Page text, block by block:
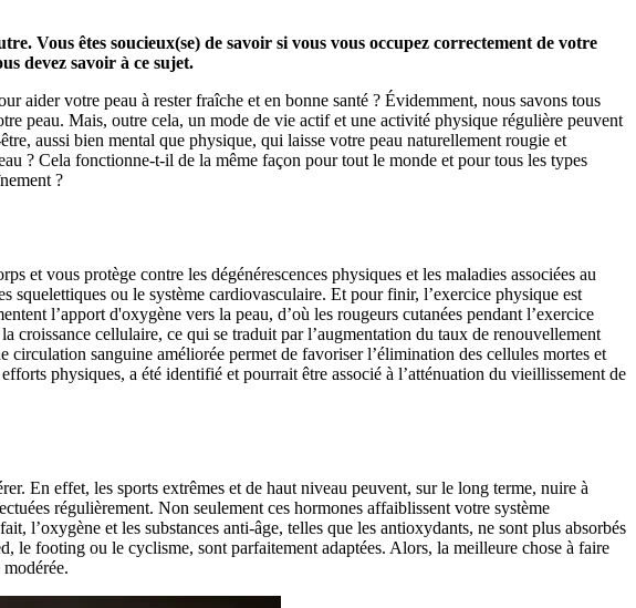
Vous êtes soucieux(se) de savoir si vous vous occupez correctement de votre
devez savoir à ce sujet.
aider votre peau à rester fraîche et en bonne santé ? Évidemment, nous savons tous
peau. Mais, outre cela, un mode de vie actif et une activité physique régulière peuvent
aussi bien mental que physique, qui laisse votre peau naturellement rougie et
? Cela fonctionne-t-il de la même façon pour tout le monde et pour tous les types
?
et vous protège contre les dégénérescences physiques et les maladies associées au
ou le système cardiovasculaire. Et pour finir, l’exercice physique est
l’apport d'oxygène vers la peau, d’où les rougeurs cutanées pendant l’exercice
croissance cellulaire, ce qui se traduit par l’augmentation du taux de renouvellement
sanguine améliorée permet de favoriser l’élimination des cellules mortes et
physiques, a été identifié et pourrait être associé à l’atténuation du vieillissement de
En effet, les sports extrêmes et de haut niveau peuvent, sur le long terme, nuire à
régulièrement. Non seulement ces hormones affaiblissent votre système
l’oxygène et les substances anti-âge, telles que les antioxydants, ne sont plus absorbés
le footing ou le cyclisme, sont parfaitement adaptées. Alors, la meilleure chose à faire